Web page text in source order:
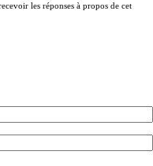
les réponses à propos de cet